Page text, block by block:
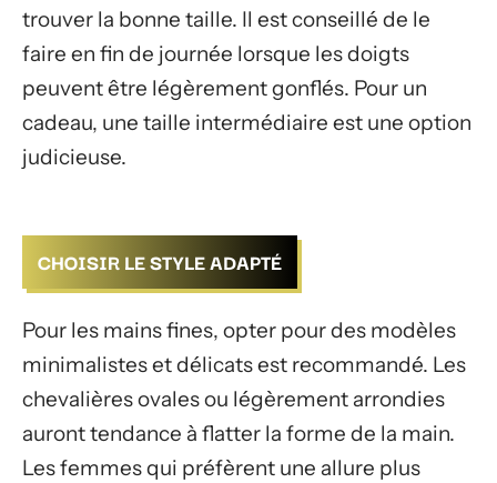
trouver la bonne taille. Il est conseillé de le
faire en fin de journée lorsque les doigts
peuvent être légèrement gonflés. Pour un
cadeau, une taille intermédiaire est une option
judicieuse.
CHOISIR LE STYLE ADAPTÉ
Pour les mains fines, opter pour des modèles
minimalistes et délicats est recommandé. Les
chevalières ovales ou légèrement arrondies
auront tendance à flatter la forme de la main.
Les femmes qui préfèrent une allure plus